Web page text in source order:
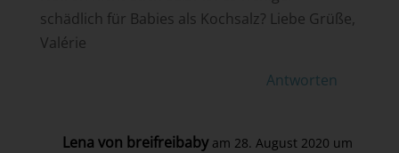
schädlich für Babies als Kochsalz? Liebe Grüße,
Valérie
Antworten
Lena von breifreibaby am 28. August 2020 um